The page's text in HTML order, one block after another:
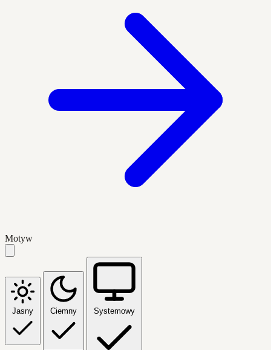
Motyw
Jasny Ciemny Systemowy